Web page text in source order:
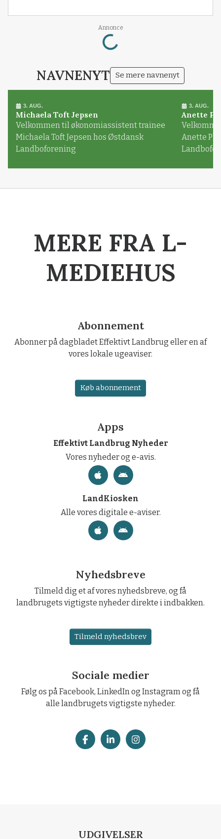
Annonce
Loading...
NAVNENYT Se mere navnenyt
3. AUG.
Michaela Toft Jepsen
Velkommen til økonomiassistent trainee
Michaela Toft Jepsen hos Østdansk
Landboforening
3. AUG.
Anette
Anette
MERE FRA L-
MEDIEHUS
Abonnement
Abonner på dagbladet Effektivt Landbrug eller en af
vores lokale ugeaviser.
Køb abonnement
Apps
Effektivt Landbrug Nyheder
Vores nyheder og e-avis.
LandKiosken
Alle vores digitale e-aviser.
Nyhedsbreve
Tilmeld dig et af vores nyhedsbreve, og få
landbrugets vigtigste nyheder direkte i indbakken.
Tilmeld nyhedsbrev
Sociale medier
Følg os på Facebook, LinkedIn og Instagram og få
alle landbrugets vigtigste nyheder.
UDGIVELSER